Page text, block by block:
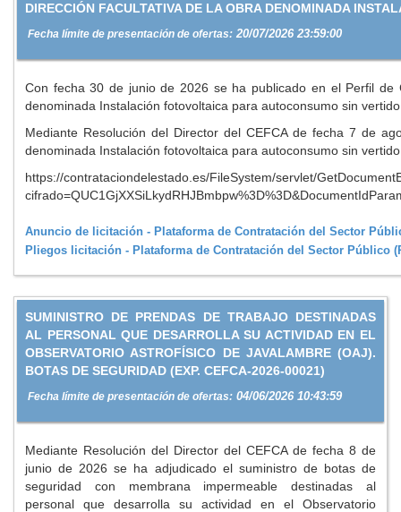
DIRECCIÓN FACULTATIVA DE LA OBRA DENOMINADA
Fecha límite de presentación de ofertas: 20/07/2026 23:59:00
Con fecha 30 de junio de 2026 se ha publicado en el Perfil de
denominada Instalación fotovoltaica para autoconsumo sin
Mediante Resolución del Director del CEFCA de fecha 7 de
denominada Instalación fotovoltaica para autoconsumo sin
https://contrataciondelestado.es/FileSystem/servlet/
Anuncio de licitación - Plataforma de Contratación del Sector
Pliegos licitación - Plataforma de Contratación del Sector Público
SUMINISTRO DE PRENDAS DE TRABAJO DESTINADAS
AL PERSONAL QUE DESARROLLA SU ACTIVIDAD EN EL
OBSERVATORIO ASTROFÍSICO DE JAVALAMBRE (OAJ).
BOTAS DE SEGURIDAD (EXP. CEFCA-2026-00021)
Fecha límite de presentación de ofertas: 04/06/2026 10:43:59
Mediante Resolución del Director del CEFCA de fecha 8 de
junio de 2026 se ha adjudicado el suministro de botas de
seguridad con membrana impermeable destinadas al
personal que desarrolla su actividad en el Observatorio